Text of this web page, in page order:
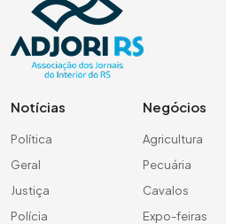
Notícias
Política
Geral
Justiça
Polícia
Negócios
Agricultura
Pecuária
Cavalos
Expo-feiras